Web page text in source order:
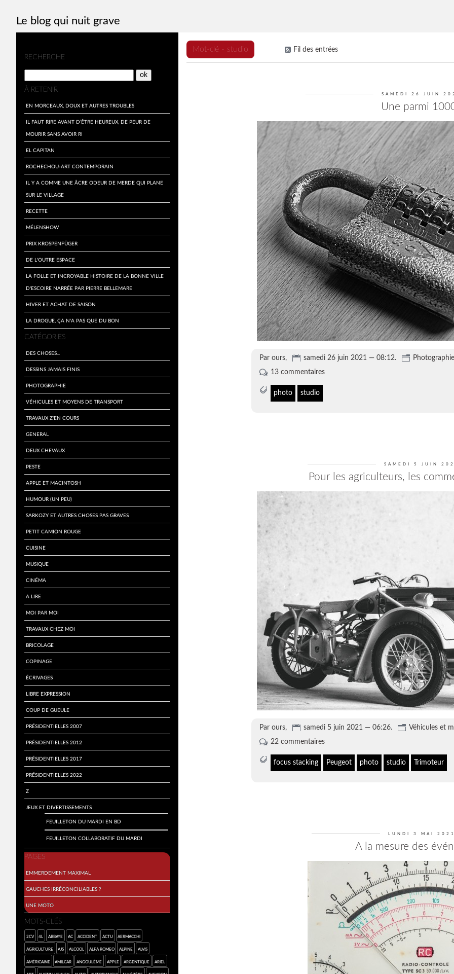
Le blog qui nuit grave
Mot-clé - studio Fil des entrées
SAMEDI 26 JUIN
Une parmi
Par ours, samedi 26 juin 2021 — 08:12.
Photographie
13 commentaires
photo studio
SAMEDI 5 JUIN
Pour les agriculteurs, les
Par ours, samedi 5 juin 2021 — 06:26.
Véhicules et
22 commentaires
focus stacking Peugeot photo studio Trimoteur
LUNDI 3 MAI
A la mesure des
M
e
n
u
RECHERCHE
À RETENIR
En morceaux, doux et autres troubles
Il faut rire avant d’être heureux, de peur de
mourir sans avoir ri
El Capitan
Rochechou-art contemporain
Il y a comme une âcre odeur de merde qui plane
sur le village
Recette
Mélenshow
Prix Krospenfüger
De l'outre espace
La folle et incroyable histoire de la bonne ville
d'Escoire narrée par Pierre Bellemare
Hiver et achat de saison
La drogue, ça n'a pas que du bon
CATÉGORIES
Des choses...
Dessins jamais finis
Photographie
Véhicules et moyens de transport
travaux z'en cours
General
Deux Chevaux
Peste
Apple et Macintosh
Humour (un peu)
Sarkozy et autres choses pas graves
Petit Camion Rouge
Cuisine
Musique
Cinéma
A lire
Moi par Moi
Travaux chez moi
Bricolage
Copinage
écrivages
Libre expression
Coup de gueule
Présidentielles 2007
Présidentielles 2012
Présidentielles 2017
Présidentielles 2022
Z
Jeux et divertissements
Feuilleton du mardi en BD
Feuilleton collaboratif du mardi
PAGES
Emmerdement maximal
Gauches irréconciliables ?
Une moto
MOTS-CLÉS
2cv 4L abbaye AC accident Actu Aermacchi
agriculture AJS alcool Alfa Romeo Alpine Alvis
américaine Amilcar Angoulême Apple argentique Ariel